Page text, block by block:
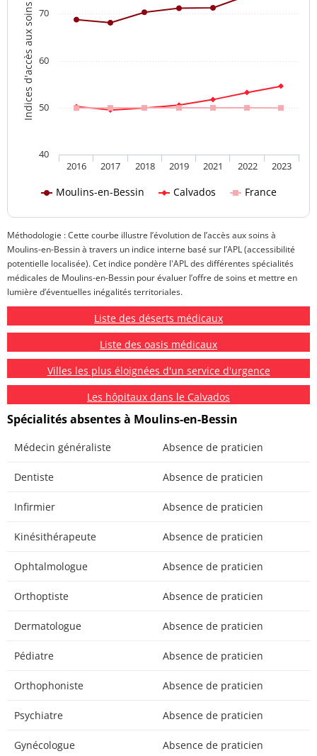
Indices d'accès aux soins
Moulins-en-Bessin Calvados France
2016 2017 2018 2019 2021 2022 2023
40
50
60
70
Méthodologie : Cette courbe illustre l’évolution de l’accès aux soins à
Moulins-en-Bessin à travers un indice interne basé sur l’APL (accessibilité
potentielle localisée). Cet indice pondère l'APL des différentes spécialités
médicales de Moulins-en-Bessin pour évaluer l’offre de soins et mettre en
lumière d’éventuelles inégalités territoriales.
Liste des déserts médicaux
Liste des oasis médicaux
Villes les plus éloignées d'un service d'urgence
Les hôpitaux dans le Calvados
Spécialités absentes à Moulins-en-Bessin
Médecin généraliste Absence de praticien
Dentiste Absence de praticien
Infirmier Absence de praticien
Kinésithérapeute Absence de praticien
Ophtalmologue Absence de praticien
Orthoptiste Absence de praticien
Dermatologue Absence de praticien
Pédiatre Absence de praticien
Orthophoniste Absence de praticien
Psychiatre Absence de praticien
Gynécologue Absence de praticien